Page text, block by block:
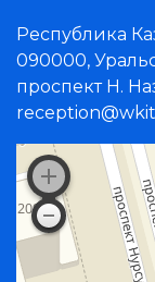
Республика
090000,
проспект Н.